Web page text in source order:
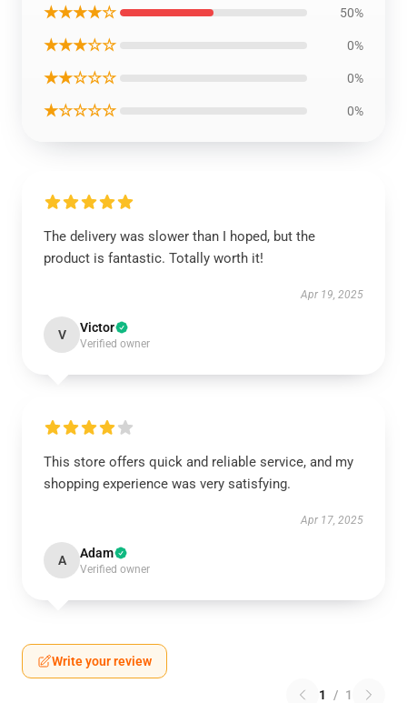
★★★★☆ 50%
★★★☆☆ 0%
★★☆☆☆ 0%
★☆☆☆☆ 0%
The delivery was slower than I hoped, but the
product is fantastic. Totally worth it!
Apr 19, 2025
V Victor
Verified owner
This store offers quick and reliable service, and my
shopping experience was very satisfying.
Apr 17, 2025
A Adam
Verified owner
Write your review
1 / 1